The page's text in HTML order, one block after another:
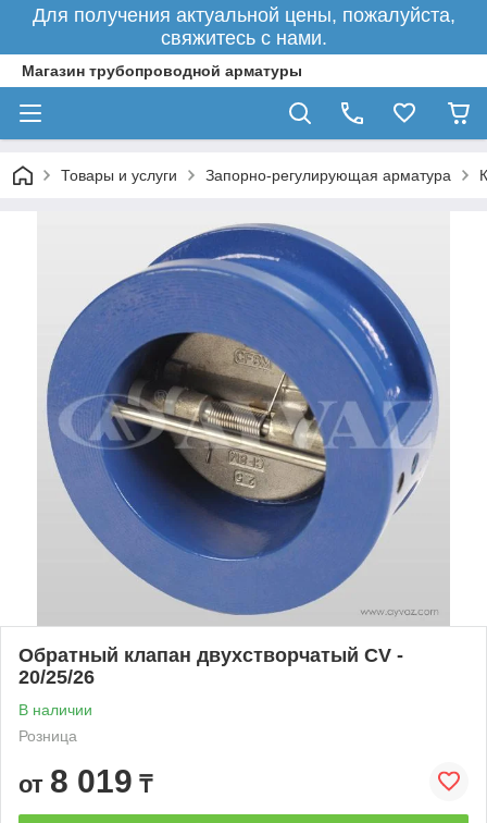
Для получения актуальной цены, пожалуйста,
свяжитесь с нами.
Магазин трубопроводной арматуры
Товары и услуги Запорно-регулирующая арматура
Обратный клапан двухстворчатый CV -
20/25/26
В наличии
Розница
от 8 019 ₸